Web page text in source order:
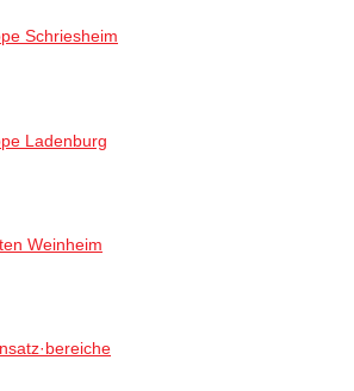
Schriesheim
Ladenburg
Weinheim